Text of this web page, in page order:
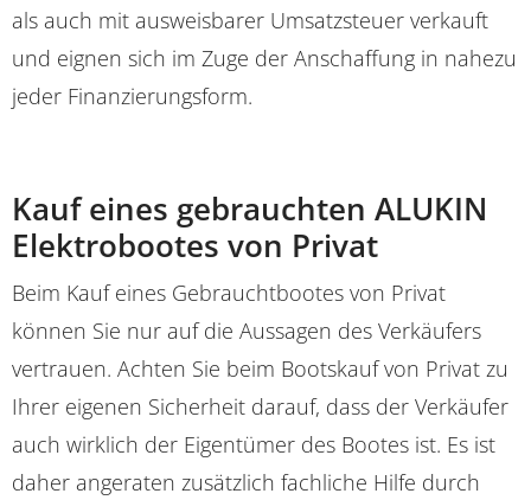
als auch mit ausweisbarer Umsatzsteuer verkauft
und eignen sich im Zuge der Anschaffung in nahezu
jeder Finanzierungsform.
Kauf eines gebrauchten ALUKIN
Elektrobootes von Privat
Beim Kauf eines Gebrauchtbootes von Privat
können Sie nur auf die Aussagen des Verkäufers
vertrauen. Achten Sie beim Bootskauf von Privat zu
Ihrer eigenen Sicherheit darauf, dass der Verkäufer
auch wirklich der Eigentümer des Bootes ist. Es ist
daher angeraten zusätzlich fachliche Hilfe durch